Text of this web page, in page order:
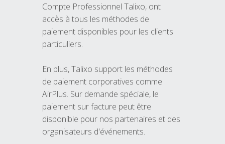
Compte Professionnel Talixo, ont
accès à tous les méthodes de
paiement disponibles pour les clients
particuliers.
En plus, Talixo support les méthodes
de paiement corporatives comme
AirPlus. Sur demande spéciale, le
paiement sur facture peut être
disponible pour nos partenaires et des
organisateurs d'événements.